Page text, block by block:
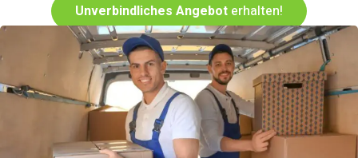
Unverbindliches Angebot erhalten!